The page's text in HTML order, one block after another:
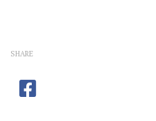
SHARE